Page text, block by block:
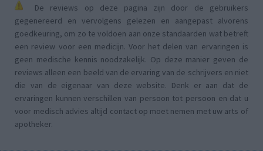
De reviews op deze pagina zijn door de gebruikers
gegenereerd en vervolgens gelezen en aangepast alvorens
goedkeuring, om zo te voldoen aan onze standaarden wat betreft
een review voor een medicijn. Voor het delen van ervaringen is
geen medische kennis noodzakelijk. Op deze manier geven de
reviews alleen een beeld van de ervaring van de schrijvers en niet
die van de eigenaar van deze website. Denk er aan dat de
ervaringen kunnen verschillen van persoon tot persoon en dat u
voor medisch advies altijd contact op moet nemen met uw arts of
apotheker.